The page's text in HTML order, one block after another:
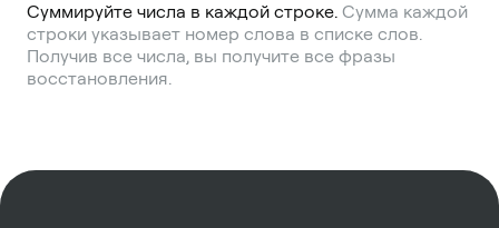
Суммируйте числа в каждой строке. Сумма каждой
строки указывает номер слова в списке слов.
Получив все числа, вы получите все фразы
восстановления.